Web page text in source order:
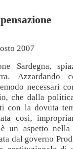
2007
Sardegna,
Azzardando
necessari
che dalla
con la dovuta
così,
un aspetto
dal governo